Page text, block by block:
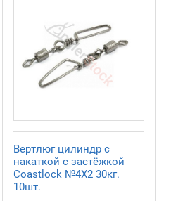
Вертлюг цилиндр с
накаткой с застёжкой
Coastlock №4X2 30кг.
10шт.